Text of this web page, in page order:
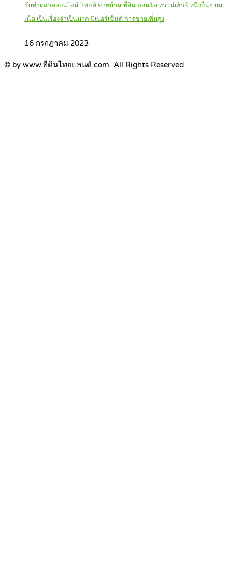
รับทำตลาดออนไลน์ โพสต์ ขายบ้าน ที่ดิน คอนโด ทาวน์เฮ้าส์ หรืออื่นๆ บน
เน็ต เป็นเรื่องจำเป็นมาก มีเปอร์เซ็นต์ การขายเพิ่มสูง
16 กรกฎาคม 2023
© by www.ที่ดินไทยแลนด์.com. All Rights Reserved.